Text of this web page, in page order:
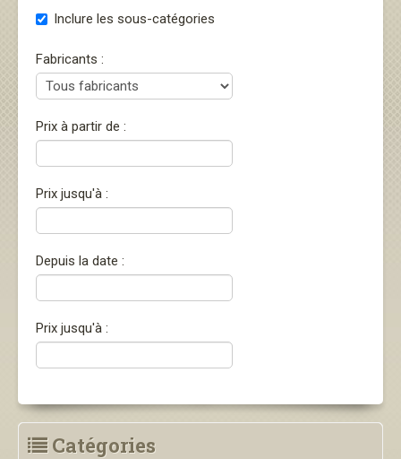
Inclure les sous-catégories
Fabricants :
Prix à partir de :
Prix jusqu'à :
Depuis la date :
Prix jusqu'à :
Catégories